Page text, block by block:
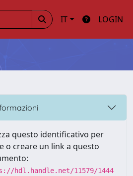
IT LOGIN
questo identificativo per
o creare un link a questo
hdl.handle.net/11579/1444